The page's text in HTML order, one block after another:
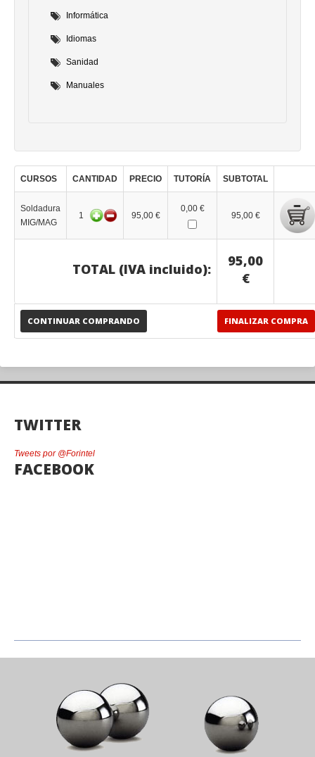
Informática
Idiomas
Sanidad
Manuales
CURSOS CANTIDAD PRECIO TUTORÍA SUBTOTAL
CONTINUAR COMPRANDO FINALIZAR COMPRA
Soldadura
MIG/MAG
1 95,00 €
0,00 €
95,00 €
TOTAL (IVA incluido):
95,00
€
TWITTER
Tweets por @Forintel
FACEBOOK